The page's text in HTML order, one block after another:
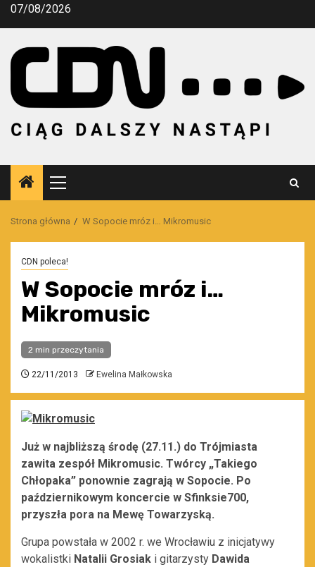
Przejdź
07/08/2026
Menu
główne
Strona główna W Sopocie mróz i… Mikromusic
CDN poleca!
W Sopocie mróz i…
Mikromusic
2 min przeczytania
22/11/2013 Ewelina Małkowska
Już w najbliższą środę (27.11.) do Trójmiasta
zawita zespół Mikromusic. Twórcy „Takiego
Chłopaka” ponownie zagrają w Sopocie. Po
październikowym koncercie w Sfinksie700,
przyszła pora na Mewę Towarzyską.
Grupa powstała w 2002 r. we Wrocławiu z inicjatywy
wokalistki Natalii Grosiak i gitarzysty Dawida